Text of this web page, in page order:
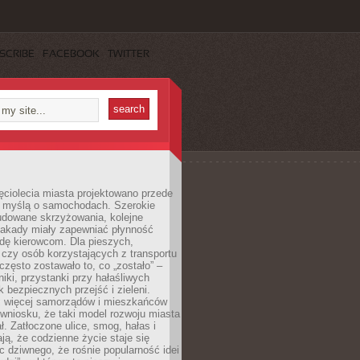
FACEBOOK TWITTER
miasta projektowano przede
o samochodach. Szerokie
skrzyżowania, kolejne
miały zapewniać płynność
kierowcom. Dla pieszych,
czy osób korzystających z transportu
zostawało to, co „zostało” –
przystanki przy hałaśliwych
bezpiecznych przejść i zieleni.
więcej samorządów i mieszkańców
że taki model rozwoju miasta
Zatłoczone ulice, smog, hałas i
że codzienne życie staje się
dziwnego, że rośnie popularność idei